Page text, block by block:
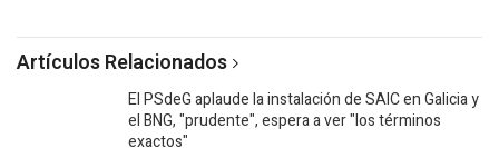
Artículos Relacionados
El PSdeG aplaude la instalación de SAIC en Galicia y
el BNG, "prudente", espera a ver "los términos
exactos"